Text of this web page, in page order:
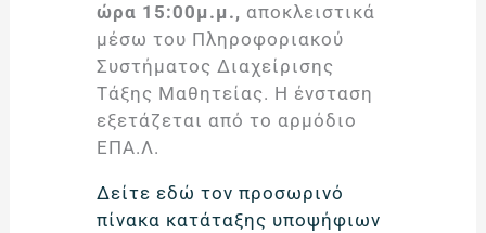
ώρα 15:00μ.μ., αποκλειστικά
μέσω του Πληροφοριακού
Συστήματος Διαχείρισης
Τάξης Μαθητείας. Η ένσταση
εξετάζεται από το αρμόδιο
ΕΠΑ.Λ.
Δείτε εδώ τον προσωρινό
πίνακα κατάταξης υποψήφιων